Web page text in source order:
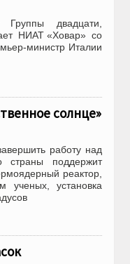
двадцати,
НИАТ «Ховар» со
министр Италии
солнце»
работу над
страны поддержит
реактор,
ученых, установка